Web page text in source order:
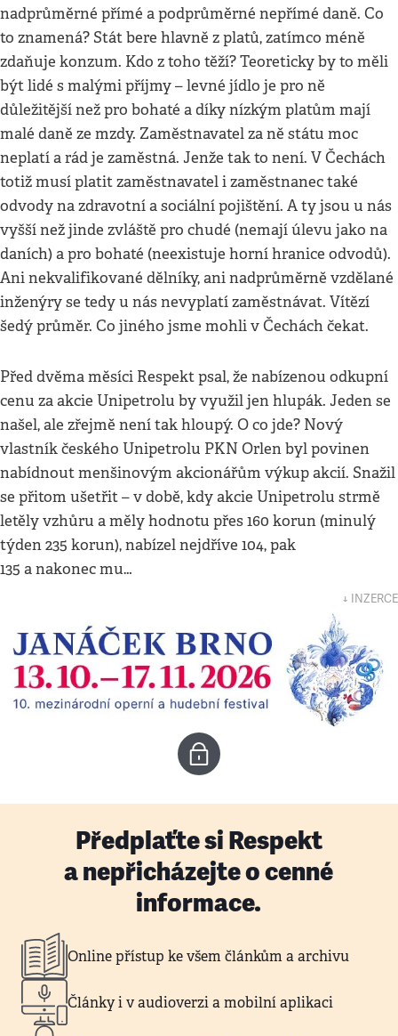
nadprůměrné přímé a podprůměrné nepřímé daně. Co
to znamená? Stát bere hlavně z platů, zatímco méně
zdaňuje konzum. Kdo z toho těží? Teoreticky by to měli
být lidé s malými příjmy – levné jídlo je pro ně
důležitější než pro bohaté a díky nízkým platům mají
malé daně ze mzdy. Zaměstnavatel za ně státu moc
neplatí a rád je zaměstná. Jenže tak to není. V Čechách
totiž musí platit zaměstnavatel i zaměstnanec také
odvody na zdravotní a sociální pojištění. A ty jsou u nás
vyšší než jinde zvláště pro chudé (nemají úlevu jako na
daních) a pro bohaté (neexistuje horní hranice odvodů).
Ani nekvalifikované dělníky, ani nadprůměrně vzdělané
inženýry se tedy u nás nevyplatí zaměstnávat. Vítězí
šedý průměr. Co jiného jsme mohli v Čechách čekat.
Před dvěma měsíci Respekt psal, že nabízenou odkupní
cenu za akcie Unipetrolu by využil jen hlupák. Jeden se
našel, ale zřejmě není tak hloupý. O co jde? Nový
vlastník českého Unipetrolu PKN Orlen byl povinen
nabídnout menšinovým akcionářům výkup akcií. Snažil
se přitom ušetřit – v době, kdy akcie Unipetrolu strmě
letěly vzhůru a měly hodnotu přes 160 korun (minulý
týden 235 korun), nabízel nejdříve 104, pak
135 a nakonec mu…
↓ INZERCE
Předplaťte si Respekt
a nepřicházejte o cenné
informace.
Online přístup ke všem článkům a archivu
Články i v audioverzi a mobilní aplikaci